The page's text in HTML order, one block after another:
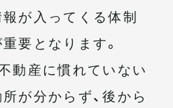
が入ってくる体制
要となります。
動産に慣れていない
が分からず、後から